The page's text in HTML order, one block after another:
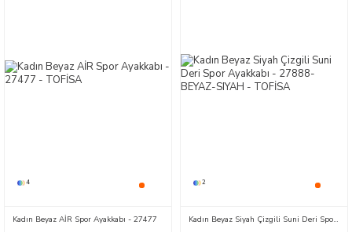
4
Kadın Beyaz AİR Spor Ayakkabı - 27477
2
Kadın Beyaz Siyah Çizgili Suni Deri Spor Ayakkabı - 27888-BEYAZ-SIYAH